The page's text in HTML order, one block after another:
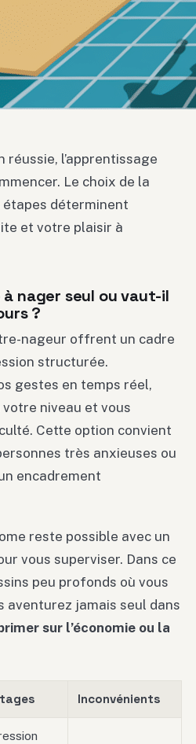
réussie, l’apprentissage
Le choix de la
étapes déterminent
et votre plaisir à
nager seul ou vaut-il
?
nageur offrent un cadre
structurée.
gestes en temps réel,
niveau et vous
Cette option convient
très anxieuses ou
encadrement
reste possible avec un
vous superviser. Dans ce
peu profonds où vous
aventurez jamais seul dans
sur l’économie ou la
Inconvénients